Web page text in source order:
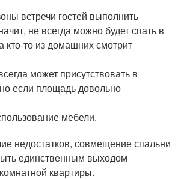
встречи гостей выполнить
не всегда можно будет спать в
кто-то из домашних смотрит
может присутствовать в
если площадь довольно
мебели.
недостатков, совмещение спальни
единственным выходом
квартиры.